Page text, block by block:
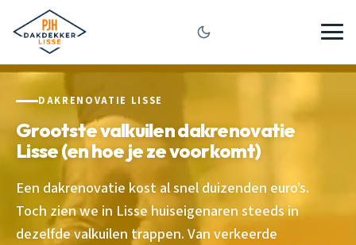
DAKRENOVATIE LISSE
Grootste valkuilen dakrenovatie
Lisse (en hoe je ze voorkomt)
Een dakrenovatie kost al snel duizenden euro’s.
Toch zien we in Lisse huiseigenaren steeds in
dezelfde valkuilen trappen. Van verkeerde